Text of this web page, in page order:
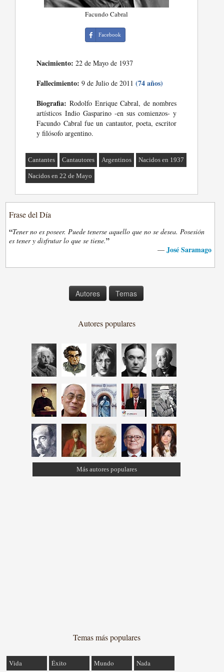
Facundo Cabral
Facebook
Nacimiento: 22 de Mayo de 1937
Fallecimiento: 9 de Julio de 2011(74 años)
Biografia: Rodolfo Enrique Cabral, de nombres
artísticos Indio Gasparino -en sus comienzos- y
Facundo Cabral fue un cantautor, poeta, escritor
y filósofo argentino.
Cantantes Cantautores Argentinos Nacidos en 1937
Nacidos en 22 de Mayo
Frase del Día
“Tener no es poseer. Puede tenerse aquello que no se desea. Posesión
es tener y disfrutar lo que se tiene.”
— José Saramago
Autores Temas
Autores populares
Más autores populares
Temas más populares
Vida Éxito Mundo Nada